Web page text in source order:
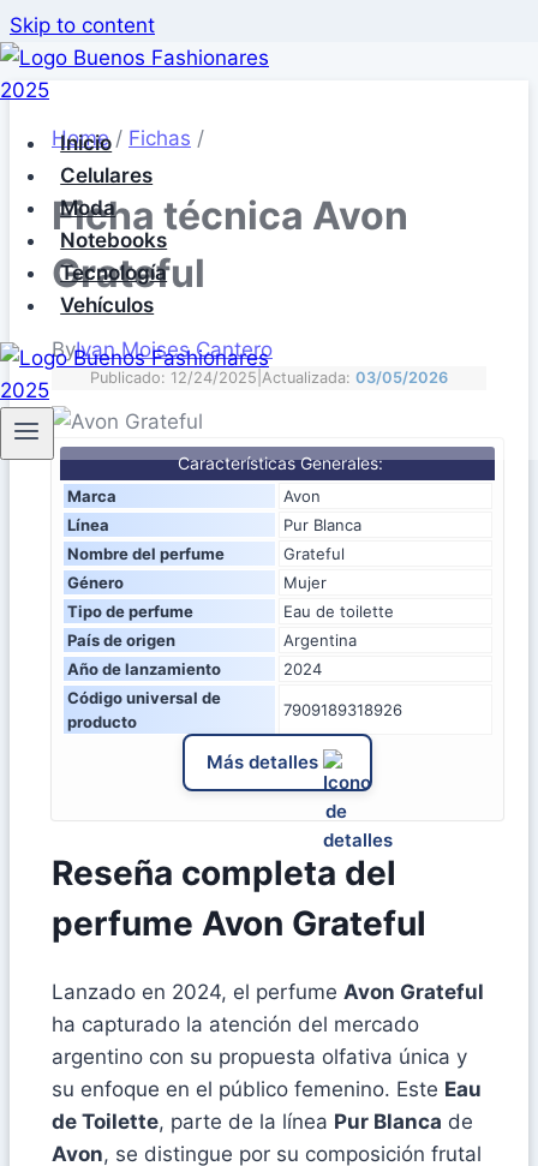
Skip to content
Inicio
Celulares
Moda
Notebooks
Tecnología
Vehículos
Home / Fichas /
Ficha técnica Avon
Grateful
ByIvan Moises Cantero
Publicado: 12/24/2025 Actualizada: 03/05/2026
Características Generales:
Marca
Avon
Línea
Pur Blanca
Nombre del perfume
Grateful
Género
Mujer
Tipo de perfume
Eau de toilette
País de origen
Argentina
Año de lanzamiento
2024
Código universal de
producto
7909189318926
Más detalles
Reseña completa del
perfume Avon Grateful
Lanzado en 2024, el perfume Avon Grateful
ha capturado la atención del mercado
argentino con su propuesta olfativa única y
su enfoque en el público femenino. Este Eau
de Toilette, parte de la línea Pur Blanca de
Avon, se distingue por su composición frutal